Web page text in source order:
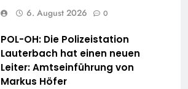
6. August 2026 0
POL-OH: Die Polizeistation
Lauterbach hat einen neuen
Leiter: Amtseinführung von
Markus Höfer